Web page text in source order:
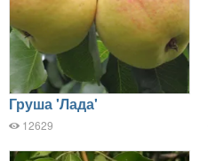
Груша 'Лада'
12629